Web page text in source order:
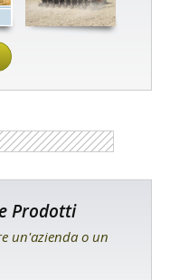
Prodotti
un'azienda o un